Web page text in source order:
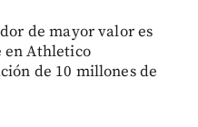
de mayor valor es
en Athletico
de 10 millones de